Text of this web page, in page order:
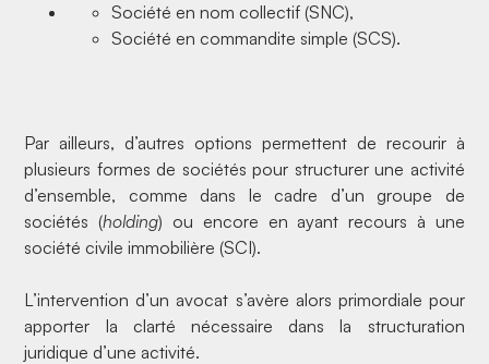
Société en nom collectif (SNC),
Société en commandite simple (SCS).
Par ailleurs, d’autres options permettent de recourir à
plusieurs formes de sociétés pour structurer une activité
d’ensemble, comme dans le cadre d’un groupe de
sociétés (holding) ou encore en ayant recours à une
société civile immobilière (SCI).
L’intervention d’un avocat s’avère alors primordiale pour
apporter la clarté nécessaire dans la structuration
juridique d’une activité.